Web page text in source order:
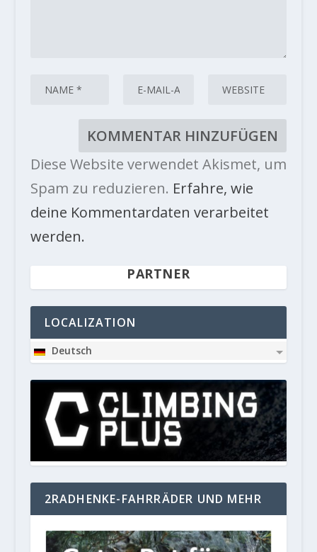
Diese Website verwendet Akismet, um
Spam zu reduzieren. Erfahre, wie
deine Kommentardaten verarbeitet
werden.
PARTNER
LOCALIZATION
Deutsch
2RADHENKE-FAHRRÄDER UND MEHR